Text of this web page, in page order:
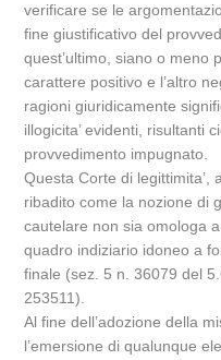
verificare se le
fine giustificativo del
quest’ultimo, siano o meno
carattere positivo e l’altro
ragioni giuridicamente
illogicita’ evidenti, risultanti
provvedimento impugnato.
Questa Corte di legittimita’,
ribadito come la nozione di
cautelare non sia omologa
quadro indiziario idoneo a
finale (sez. 5 n. 36079 del
253511).
Al fine dell’adozione della
l’emersione di qualunque